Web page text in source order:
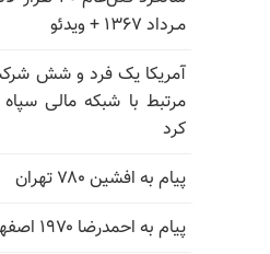
مـرداد ۱۳۶۷ + ویدئو
آمریکا یک فرد و شش
مرتبط با شبکه مالی سپاه
کرد
پیام به افشین ۷۸۰ تهران
پیام به احمدرضا ۱۹۷۰ اصفهان